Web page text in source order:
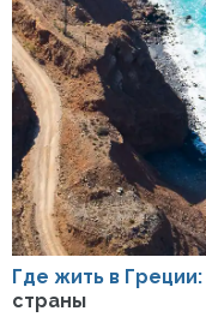
Где жить в Греции:
страны